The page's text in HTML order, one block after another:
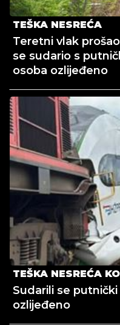
TEŠKA NESREĆA
Teretni vlak
se sudario s
osoba ozlijeđeno
TEŠKA NESREĆA
Sudarili se
ozlijeđeno